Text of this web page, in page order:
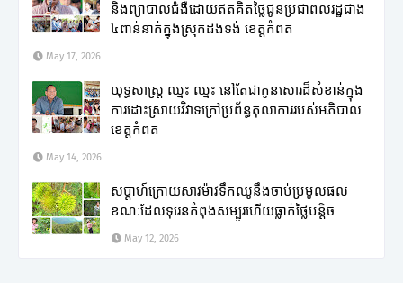
និងព្យាបាលជំងឺដោយឥតគិតថ្លៃជូនប្រជាពលរដ្ឋជាង
៤ពាន់នាក់ក្នុងស្រុកដងទង់ ខេត្តកំពត
May 17, 2026
យុទ្ធសាស្ត្រ ឈ្នះ ឈ្នះ នៅតែជាកូនសោរដ៏សំខាន់ក្នុង
ការដោះស្រាយវិវាទក្រៅប្រព័ន្ធតុលាការរបស់អភិបាល
ខេត្តកំពត
May 14, 2026
សប្តាហ៍ក្រោយសាវម៉ាវទឹកឈូនឹងចាប់ប្រមូលផល
ខណៈដែលទុរេនកំពុងសម្បូរហើយធ្លាក់ថ្លៃបន្តិច
May 12, 2026